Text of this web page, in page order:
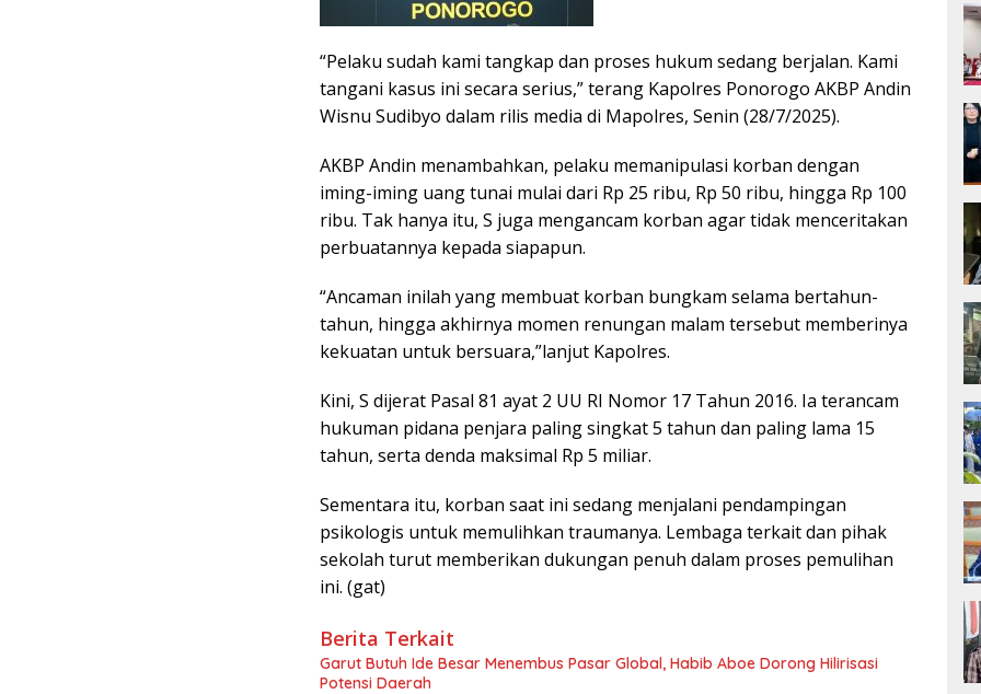
“Pelaku sudah kami tangkap dan proses hukum sedang berjalan. Kami
tangani kasus ini secara serius,” terang Kapolres Ponorogo AKBP Andin
Wisnu Sudibyo dalam rilis media di Mapolres, Senin (28/7/2025).
AKBP Andin menambahkan, pelaku memanipulasi korban dengan
iming-iming uang tunai mulai dari Rp 25 ribu, Rp 50 ribu, hingga Rp 100
ribu. Tak hanya itu, S juga mengancam korban agar tidak menceritakan
perbuatannya kepada siapapun.
“Ancaman inilah yang membuat korban bungkam selama bertahun-
tahun, hingga akhirnya momen renungan malam tersebut memberinya
kekuatan untuk bersuara,”lanjut Kapolres.
Kini, S dijerat Pasal 81 ayat 2 UU RI Nomor 17 Tahun 2016. Ia terancam
hukuman pidana penjara paling singkat 5 tahun dan paling lama 15
tahun, serta denda maksimal Rp 5 miliar.
Sementara itu, korban saat ini sedang menjalani pendampingan
psikologis untuk memulihkan traumanya. Lembaga terkait dan pihak
sekolah turut memberikan dukungan penuh dalam proses pemulihan
ini. (gat)
Berita Terkait
Garut Butuh Ide Besar Menembus Pasar Global, Habib Aboe Dorong Hilirisasi
Potensi Daerah